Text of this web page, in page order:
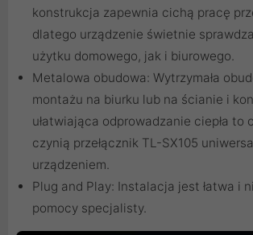
konstrukcja zapewnia cichą pracę
dlatego urządzenie świetnie
użytku domowego, jak i biurowego.
Metalowa obudowa: Wytrzymała
montażu na biurku lub na ścianie i
ułatwiająca odprowadzanie ciepła to
czynią przełącznik TL-SX105
urządzeniem.
Plug and Play: Instalacja jest łatwa i
pomocy specjalisty.